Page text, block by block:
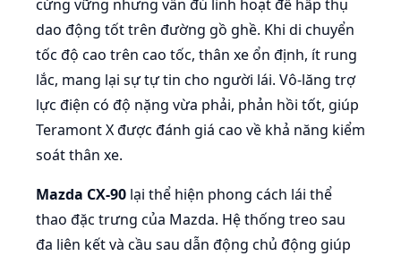
cứng vững nhưng vẫn đủ linh hoạt để hấp thụ
dao động tốt trên đường gồ ghề. Khi di chuyển
tốc độ cao trên cao tốc, thân xe ổn định, ít rung
lắc, mang lại sự tự tin cho người lái. Vô-lăng trợ
lực điện có độ nặng vừa phải, phản hồi tốt, giúp
Teramont X được đánh giá cao về khả năng kiểm
soát thân xe.
Mazda CX-90 lại thể hiện phong cách lái thể
thao đặc trưng của Mazda. Hệ thống treo sau
đa liên kết và cầu sau dẫn động chủ động giúp